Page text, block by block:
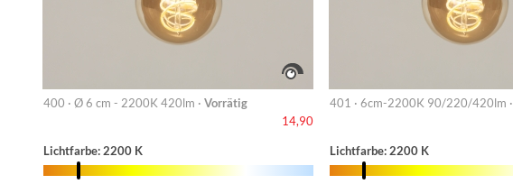
400 · Ø 6 cm - 2200K 420lm · Vorrätig
14,90
Lichtfarbe: 2200 K
401 · 6cm-2200K 90/220/420lm ·
Lichtfarbe: 2200 K